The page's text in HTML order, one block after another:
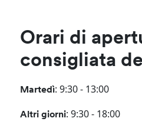
Orari di
consigliata
Martedì: 9:30 - 13:00​
Altri giorni: 9:30 - 18:00